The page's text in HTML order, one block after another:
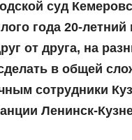
суд
года 20-
от друга, на
в общей
сотрудники
Ленинск-